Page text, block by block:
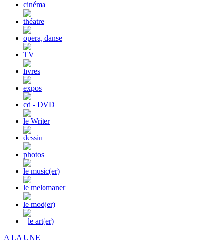
cinéma
théatre
opera, danse
TV
livres
expos
cd - DVD
le Writer
dessin
photos
le music(er)
le melomaner
le mod(er)
le art(er)
A LA UNE